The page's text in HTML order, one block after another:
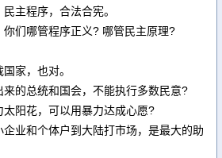
主程序，合法合宪。
们哪管程序正义? 哪管民主原理?
家，也对。
的总统和国会，不能执行多数民意?
阳花，可以用暴力达成心愿?
业和个体户到大陆打市场，是最大的助